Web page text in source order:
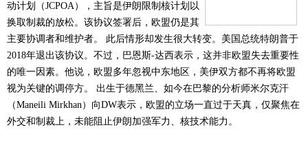
动计划（JCPOA），主旨是伊朗限制核计划以
换取制裁的放松。该协议签署后，欧盟仍是其
主要协调者和维护者。 此后情形却发生很大转变。美国总统特朗普于
2018年退出该协议。不过，巴恩斯-达西表示，这并非欧盟失去重要性
的唯一因素。他说，欧盟多年忽视中东地区，美伊双方都不再将欧盟
视为关键的调停方。 出生于德黑兰、如今在巴黎的分析师米尔克汗
（Maneili Mirkhan）向DW表示，欧盟的立场一直过于天真，仅聚焦在
外交和制裁上，未能阻止伊朗加强军力、核技术能力。